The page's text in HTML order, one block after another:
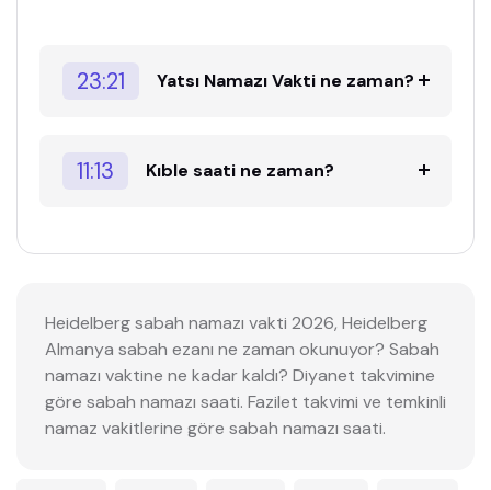
23:21 Yatsı Namazı Vakti ne zaman?
11:13 Kıble saati ne zaman?
Heidelberg sabah namazı vakti 2026, Heidelberg
Almanya sabah ezanı ne zaman okunuyor? Sabah
namazı vaktine ne kadar kaldı? Diyanet takvimine
göre sabah namazı saati. Fazilet takvimi ve temkinli
namaz vakitlerine göre sabah namazı saati.